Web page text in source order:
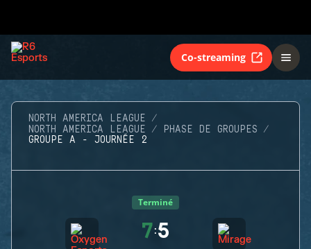
Co-streaming
NORTH AMERICA LEAGUE
NORTH AMERICA LEAGUE
PHASE DE GROUPES
GROUPE A - JOURNÉE 2
Terminé
7:5